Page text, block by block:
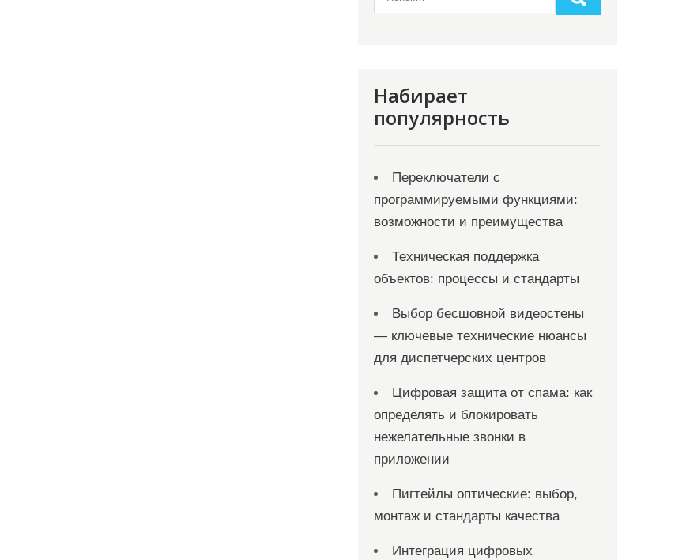
Набирает
популярность
Переключатели с
программируемыми функциями:
возможности и преимущества
Техническая поддержка
объектов: процессы и стандарты
Выбор бесшовной видеостены
— ключевые технические нюансы
для диспетчерских центров
Цифровая защита от спама: как
определять и блокировать
нежелательные звонки в
приложении
Пигтейлы оптические: выбор,
монтаж и стандарты качества
Интеграция цифровых